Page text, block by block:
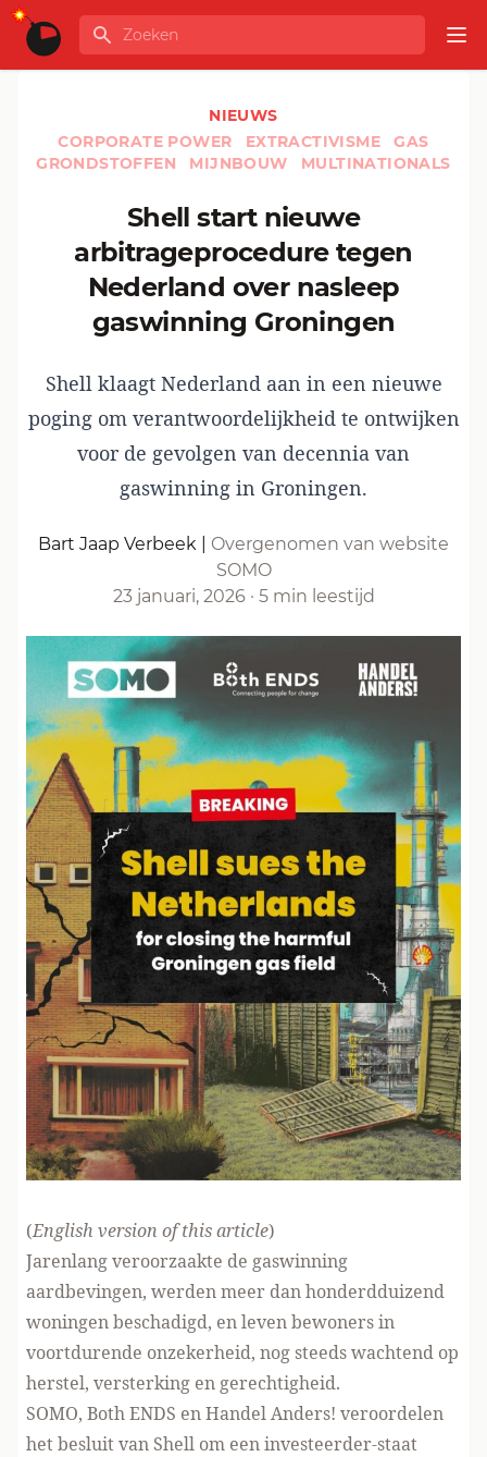
Ga naar de inhoud
GLOBALINFO
Zoeken
NIEUWS
CORPORATE POWER
EXTRACTIVISME
GAS
GRONDSTOFFEN
MIJNBOUW MULTINATIONALS
Shell start nieuwe
arbitrageprocedure tegen
Nederland over nasleep
gaswinning Groningen
Shell klaagt Nederland aan in een nieuwe
poging om verantwoordelijkheid te ontwijken
voor de gevolgen van decennia van
gaswinning in Groningen.
Bart Jaap Verbeek
Overgenomen van website
SOMO
23 januari, 2026 · 5 min leestijd
(English version of this article)
Jarenlang veroorzaakte de gaswinning
aardbevingen, werden meer dan honderdduizend
woningen beschadigd, en leven bewoners in
voortdurende onzekerheid, nog steeds wachtend op
herstel, versterking en gerechtigheid.
SOMO, Both ENDS en Handel Anders! veroordelen
het besluit van Shell om een investeerder-staat